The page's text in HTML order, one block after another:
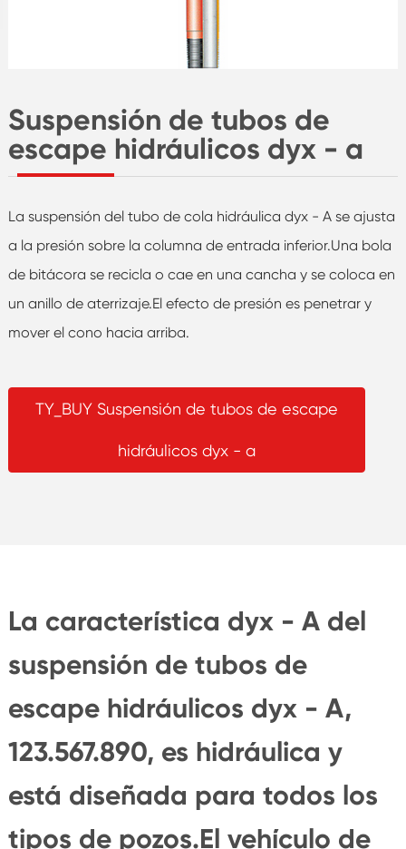
Suspensión de tubos de
escape hidráulicos dyx - a
La suspensión del tubo de cola hidráulica dyx - A se ajusta
a la presión sobre la columna de entrada inferior.Una bola
de bitácora se recicla o cae en una cancha y se coloca en
un anillo de aterrizaje.El efecto de presión es penetrar y
mover el cono hacia arriba.
TY_BUY Suspensión de tubos de escape
hidráulicos dyx - a
La característica dyx - A del
suspensión de tubos de
escape hidráulicos dyx - A,
123.567.890, es hidráulica y
está diseñada para todos los
tipos de pozos.El vehículo de